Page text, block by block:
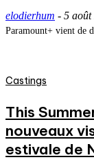
elodierhum - 5 août
Paramount+ vient de
Castings
This
nouveaux
estivale de